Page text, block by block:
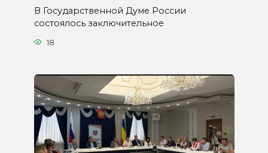
В Государственной Думе России
состоялось заключительное
18